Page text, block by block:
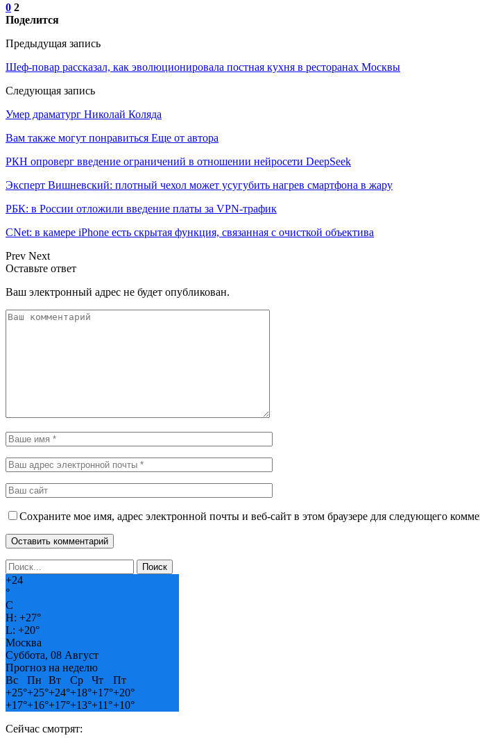
0 2
Поделится
Предыдущая запись
Шеф-повар рассказал, как эволюционировала постная кухня в ресторанах Москвы
Следующая запись
Умер драматург Николай Коляда
Вам также могут понравиться Еще от автора
РКН опроверг введение ограничений в отношении нейросети DeepSeek
Эксперт Вишневский: плотный чехол может усугубить нагрев смартфона в жару
РБК: в России отложили введение платы за VPN-трафик
CNet: в камере iPhone есть скрытая функция, связанная с очисткой объектива
Prev Next
Оставьте ответ
Ваш электронный адрес не будет опубликован.
Сохраните мое имя, адрес электронной почты и веб-сайт в этом браузере для следующего
+24
°
C
H: +27°
L: +20°
Москва
Суббота, 08 Август
Прогноз на неделю
Вс
Пн Вт Ср Чт
Пт
+25°+25°+24°+18°+17°+20°
+17°+16°+17°+13°+11°+10°
Сейчас смотрят: